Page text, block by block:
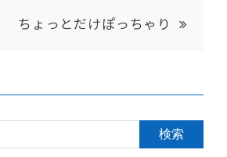
ちょっとだけぽっちゃり